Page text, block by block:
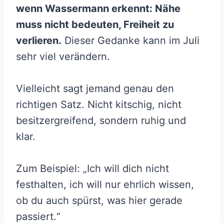
wenn Wassermann erkennt: Nähe
muss nicht bedeuten, Freiheit zu
verlieren. Dieser Gedanke kann im Juli
sehr viel verändern.
Vielleicht sagt jemand genau den
richtigen Satz. Nicht kitschig, nicht
besitzergreifend, sondern ruhig und
klar.
Zum Beispiel: „Ich will dich nicht
festhalten, ich will nur ehrlich wissen,
ob du auch spürst, was hier gerade
passiert.“